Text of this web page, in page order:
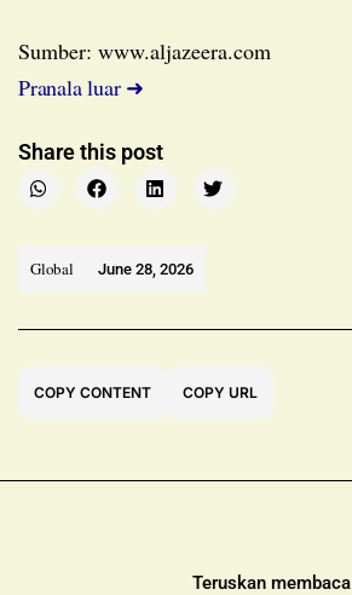
Sumber: www.aljazeera.com
Pranala luar ➜
Share this post
Global June 28, 2026
COPY CONTENT COPY URL
Teruskan membaca